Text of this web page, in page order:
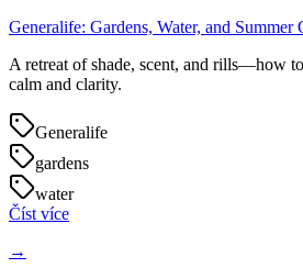
Generalife: Gardens, Water, and Summer
A retreat of shade, scent, and rills—how
calm and clarity.
Generalife
gardens
water
Číst více
→